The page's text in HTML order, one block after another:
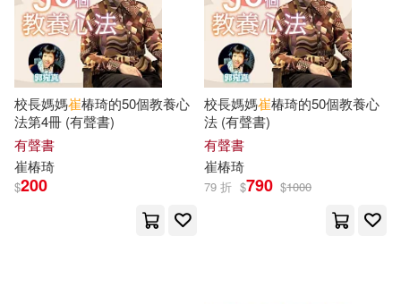
崔斯坦．史蒂文森(6)
崔渶善(6) 崔運武(6)
崔金華（主編）(6) 崔銀河(6)
崔陵，婁海濱（主編）(6)
中國青年出版社(18) 五南(18)
天津人民出版社(18)
天津大學出版社(18)
校長媽媽崔椿琦的50個教養心
法第4冊 (有聲書)
有聲書
崔椿琦
$200
校長媽媽崔椿琦的50個教養心
法 (有聲書)
有聲書
崔椿琦
79 折 $790 $1000